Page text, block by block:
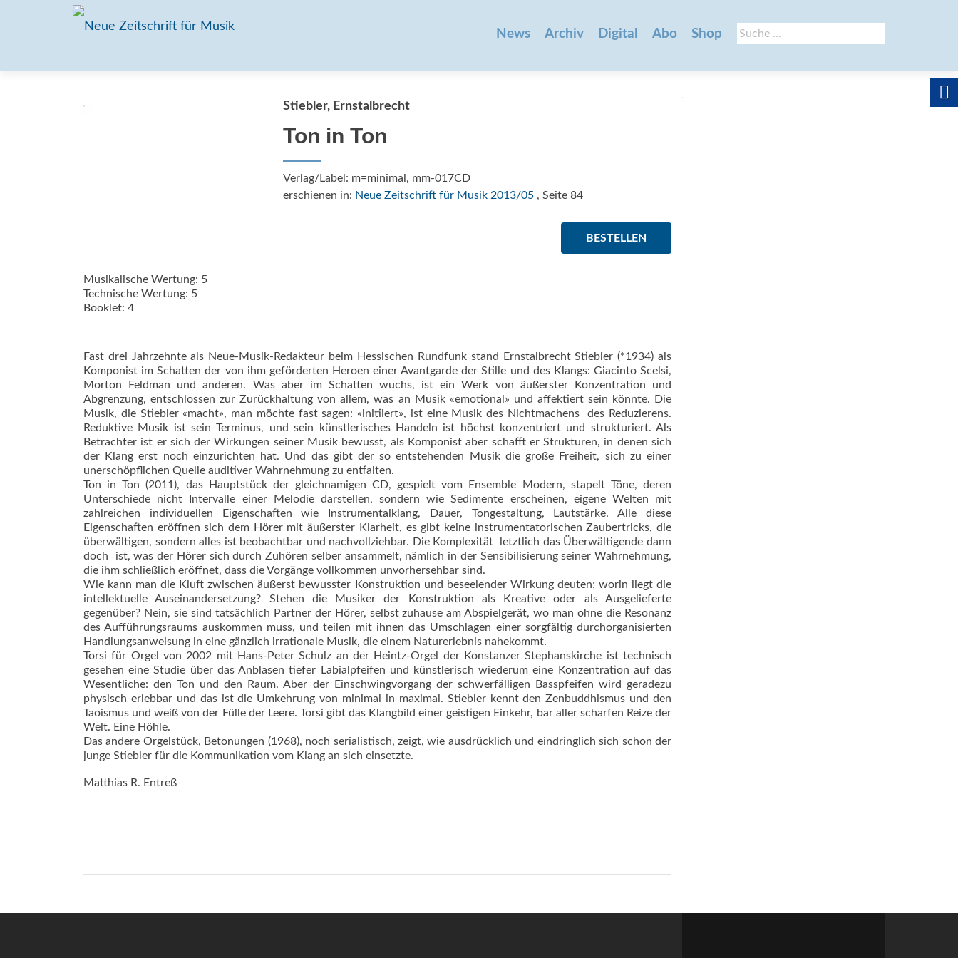
Suche
nach:
News Archiv Digital Abo Shop
Stiebler, Ernstalbrecht
Ton in Ton
Verlag/Label: m=minimal, mm-017CD
erschienen in: Neue Zeitschrift für Musik 2013/05, Seite 84
BESTELLEN
Musikalische Wertung: 5
Technische Wertung: 5
Booklet: 4
Fast drei Jahrzehnte als Neue-Musik-Redakteur beim Hessischen Rundfunk stand Ernstalbrecht Stiebler (*1934) als
Komponist im Schatten der von ihm geförderten Heroen einer Avantgarde der Stille und des Klangs: Giacinto Scelsi,
Morton Feldman und anderen. Was aber im Schatten wuchs, ist ein Werk von äußerster Konzentration und
Abgrenzung, entschlossen zur Zurückhaltung von allem, was an Musik «emotional» und affektiert sein könnte. Die
Musik, die Stiebler «macht», man möch­te fast sagen: «initiiert», ist eine Musik des Nichtmachens  des Reduzierens.
Reduktive Musik ist sein Terminus, und sein künstlerisches Handeln ist höchst konzentriert und strukturiert. Als
Betrachter ist er sich der Wirkungen seiner Musik bewusst, als Komponist aber schafft er Strukturen, in denen sich
der Klang erst noch einzurichten hat. Und das gibt der so entstehenden Musik die große Freiheit, sich zu einer
unerschöpflichen Quelle auditiver Wahrnehmung zu entfalten.
Ton in Ton (2011), das Hauptstück der gleichnamigen CD, gespielt vom Ensemble Modern, stapelt Töne, deren
Unterschiede nicht Intervalle einer Melodie darstellen, sondern wie Sedimente erscheinen, eigene Welten mit
zahlreichen individuellen Eigenschaften wie Instrumentalklang, Dauer, Tongestaltung, Lautstärke. Alle diese
Eigenschaften eröffnen sich dem Hörer mit äußerster Klarheit, es gibt keine instrumentatorischen Zaubertricks, die
überwältigen, sondern alles ist beobachtbar und nachvollziehbar. Die Komplexität  letztlich das Überwältigende dann
doch  ist, was der Hörer sich durch Zuhören selber ansammelt, nämlich in der Sensibilisierung seiner Wahrnehmung,
die ihm schließlich eröffnet, dass die Vorgänge vollkommen unvorhersehbar sind.
Wie kann man die Kluft zwischen äußerst bewusster Konstruktion und beseelender Wirkung deuten; worin liegt die
intellektuelle Auseinandersetzung? Stehen die Musiker der Konstruktion als Kreative oder als Ausgelieferte
gegenüber? Nein, sie sind tatsächlich Partner der Hörer, selbst zuhause am Abspielgerät, wo man ohne die Resonanz
des Aufführungsraums auskommen muss, und teilen mit ihnen das Umschlagen einer sorgfältig durchorganisierten
Handlungsanweisung in eine gänzlich irrationale Musik, die einem Naturerlebnis nahekommt.
Torsi für Orgel von 2002 mit Hans-Peter Schulz an der Heintz-Orgel der Konstanzer Stephanskirche ist technisch
gesehen eine Studie über das Anblasen tiefer Labialpfeifen und künstlerisch wiederum eine Konzentration auf das
Wesentliche: den Ton und den Raum. Aber der Einschwingvorgang der schwerfälligen Basspfeifen wird geradezu
physisch erlebbar und das ist die Umkehrung von minimal in maximal. Stiebler kennt den Zenbuddhismus und den
Taoismus und weiß von der Fülle der Leere. Torsi gibt das Klangbild einer geistigen Einkehr, bar aller scharfen Reize der
Welt. Eine Höhle.
Das andere Orgelstück, Betonungen (1968), noch serialistisch, zeigt, wie ausdrücklich und eindringlich sich schon der
junge Stiebler für die Kommunikation vom Klang an sich einsetzte.
Matthias R. Entreß